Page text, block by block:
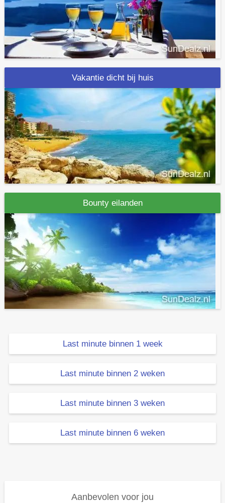
Vakantie dicht bij huis
Bounty eilanden
Last minute binnen 1 week
Last minute binnen 2 weken
Last minute binnen 3 weken
Last minute binnen 6 weken
Aanbevolen voor jou